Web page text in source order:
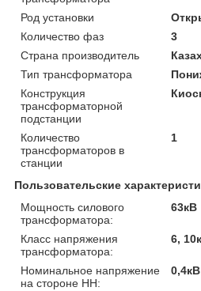
Род установки
Количество фаз
3
Страна производитель
Тип трансформатора
Конструкция
трансформаторной
подстанции
Количество
трансформаторов в
станции
1
Пользовательские
Мощность силового
трансформатора:
63кВ
Класс напряжения
трансформатора:
6,
Номинальное напряжение
на стороне НН:
0,4кВ